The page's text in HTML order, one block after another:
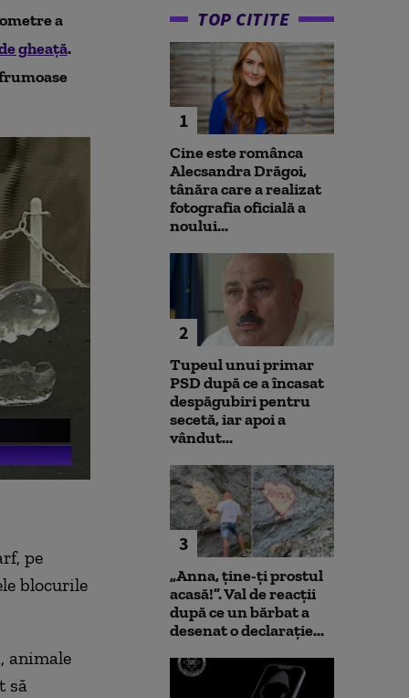
a
gheaţă.
pe
blocurile
animale
să
TOP CITITE
1
Cine este românca
Alecsandra Drăgoi,
tânăra care a realizat
fotografia oficială a
noului...
2
Tupeul unui primar
PSD după ce a încasat
despăgubiri pentru
secetă, iar apoi a
vândut...
3
„Anna, ţine-ţi prostul
acasă!”. Val de reacții
după ce un bărbat a
desenat o declarație...